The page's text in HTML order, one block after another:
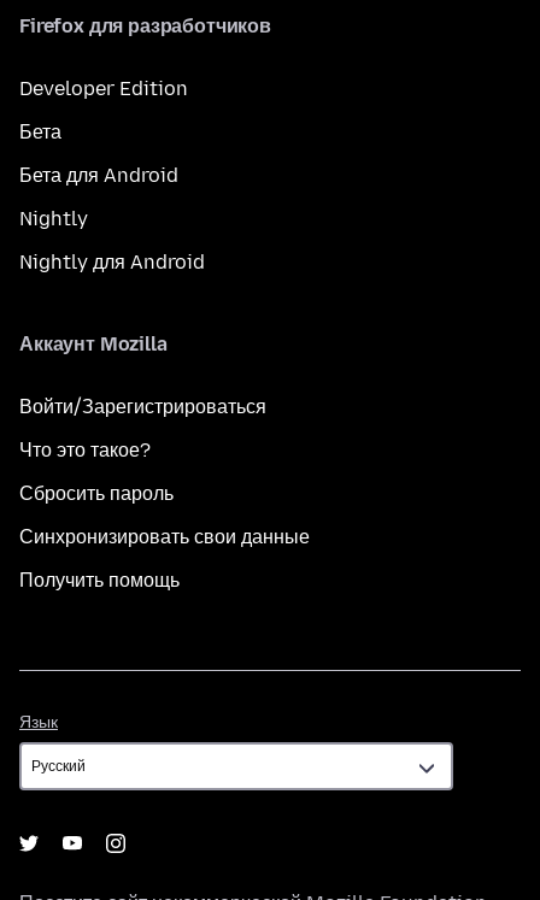
Firefox для разработчиков
Developer Edition
Бета
Бета для Android
Nightly
Nightly для Android
Аккаунт Mozilla
Войти/Зарегистрироваться
Что это такое?
Сбросить пароль
Синхронизировать свои данные
Получить помощь
Язык